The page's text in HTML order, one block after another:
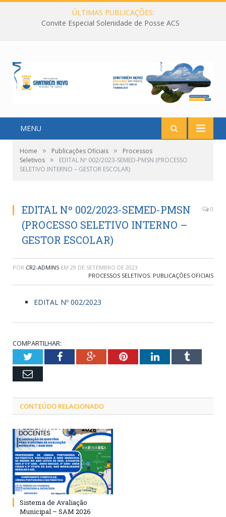
ÚLTIMAS PUBLICAÇÕES:
Convite Especial Solenidade de Posse ACS
MENU
Home » Publicações Oficiais »
Processos
Seletivos »
EDITAL Nº 002/2023-SEMED-PMSN (PROCESSO
SELETIVO INTERNO – GESTOR ESCOLAR)
EDITAL Nº 002/2023-SEMED-PMSN
(PROCESSO SELETIVO INTERNO –
GESTOR ESCOLAR)
0
POR CR2-ADMIN5 EM 29 DE SETEMBRO DE 2023
PROCESSOS SELETIVOS, PUBLICAÇÕES OFICIAIS
EDITAL Nº 002/2023
COMPARTILHAR:
TwitterFacebookGoogle+PinterestLinkedInTumblr
Email
CONTEÚDO RELACIONADO
Sistema de Avaliação
Municipal – SAM 2026